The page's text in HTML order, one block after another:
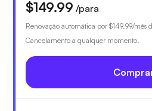
$149.99 /para
Renovação automática por $149.99/mês
Cancelamento a qualquer momento.